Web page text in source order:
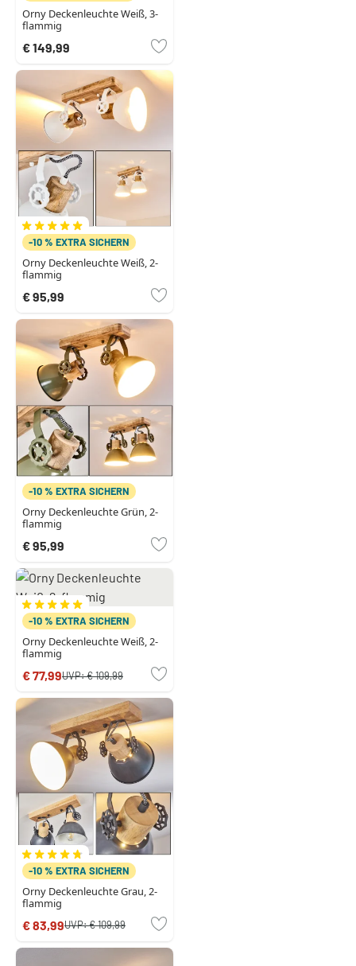
Orny Deckenleuchte Weiß, 3-
flammig
€ 149,99
-10 % EXTRA SICHERN
Orny Deckenleuchte Weiß, 2-
flammig
€ 95,99
-10 % EXTRA SICHERN
Orny Deckenleuchte Grün, 2-
flammig
€ 95,99
-10 % EXTRA SICHERN
Orny Deckenleuchte Weiß, 2-
flammig
€ 77,99UVP:€ 109,99
-10 % EXTRA SICHERN
Orny Deckenleuchte Grau, 2-
flammig
€ 83,99UVP:€ 109,99